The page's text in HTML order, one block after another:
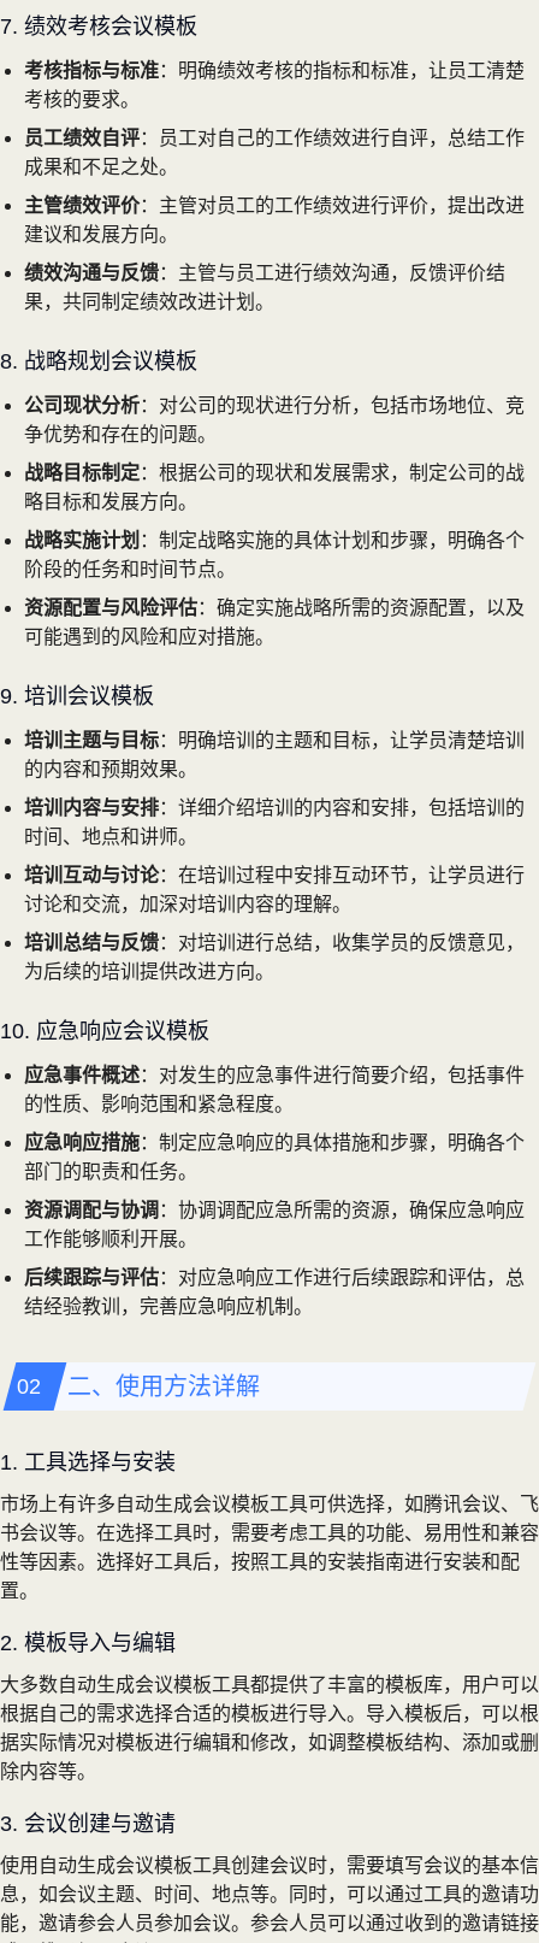
7. 绩效考核会议模板
考核指标与标准：明确绩效考核的指标和标准，让员工清楚
考核的要求。
员工绩效自评：员工对自己的工作绩效进行自评，总结工作
成果和不足之处。
主管绩效评价：主管对员工的工作绩效进行评价，提出改进
建议和发展方向。
绩效沟通与反馈：主管与员工进行绩效沟通，反馈评价结
果，共同制定绩效改进计划。
8. 战略规划会议模板
公司现状分析：对公司的现状进行分析，包括市场地位、竞
争优势和存在的问题。
战略目标制定：根据公司的现状和发展需求，制定公司的战
略目标和发展方向。
战略实施计划 ：制定战略实施的具体计划和步骤，明确各个
阶段的任务和时间节点。
资源配置与风险评估：确定实施战略所需的资源配置，以及
可能遇到的风险和应对措施。
9. 培训会议模板
培训主题与目标：明确培训的主题和目标，让学员清楚培训
的内容和预期效果。
培训内容与安排：详细介绍培训的内容和安排，包括培训的
时间、地点和讲师。
培训互动与讨论：在培训过程中安排互动环节，让学员进行
讨论和交流，加深对培训内容的理解。
培训总结与反馈：对培训进行总结，收集学员的反馈意见，
为后续的培训提供改进方向。
10. 应急响应会议模板
应急事件概述：对发生的应急事件进行简要介绍，包括事件
的性质、影响范围和紧急程度。
应急响应措施：制定应急响应的具体措施和步骤，明确各个
部门的职责和任务。
资源调配与协调 ：协调调配应急所需的资源，确保应急响应
工作能够顺利开展。
后续跟踪与评估：对应急响应工作进行后续跟踪和评估，总
结经验教训，完善应急响应机制。
二、使用方法详解
1. 工具选择与安装
市场上有许多自动生成会议模板工具可供选择，如腾讯会议、飞
书会议等。在选择工具时，需要考虑工具的功能、易用性和兼容
性等因素。选择好工具后，按照工具的安装指南进行安装和配
置。
2. 模板导入与编辑
大多数自动生成会议模板工具都提供了丰富的模板库，用户可以
根据自己的需求选择合适的模板进行导入。导入模板后，可以根
据实际情况对模板进行编辑和修改，如调整模板结构、添加或删
除内容等。
3. 会议创建与邀请
使用自动生成会议模板工具创建会议时，需要填写会议的基本信
息，如会议主题、时间、地点等。同时，可以通过工具的邀请功
能，邀请参会人员参加会议。参会人员可以通过收到的邀请链接